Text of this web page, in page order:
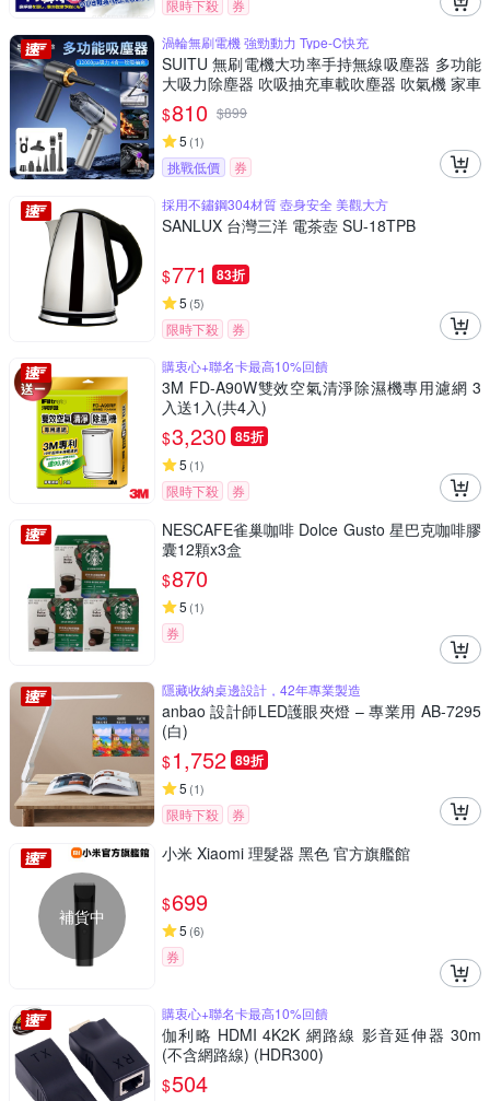
限時下殺
券
渦輪無刷電機 強勁動力 Type-C快充
SUITU 無刷電機大功率手持無線吸塵器 多功能
大吸力除塵器 吹吸抽充車載吹塵器 吹氣機 家車
兩用
$810 $899
5 (1)
挑戰低價
券
採用不鏽鋼304材質 壺身安全 美觀大方
SANLUX 台灣三洋 電茶壺 SU-18TPB
$771 83折
5 (5)
限時下殺
券
購衷心+聯名卡最高10%回饋
3M FD-A90W雙效空氣清淨除濕機專用濾網 3
入送1入(共4入)
$3,230 85折
5 (1)
限時下殺 券
NESCAFE雀巢咖啡 Dolce Gusto 星巴克咖啡膠
囊12顆x3盒
$870
5 (1)
券
隱藏收納桌邊設計，42年專業製造
anbao 設計師LED護眼夾燈 – 專業用 AB-7295
(白)
$1,752 89折
5 (1)
限時下殺 券
補貨中
小米 Xiaomi 理髮器 黑色 官方旗艦館
$699
5 (6)
券
購衷心+聯名卡最高10%回饋
伽利略 HDMI 4K2K 網路線 影音延伸器 30m
(不含網路線) (HDR300)
$504